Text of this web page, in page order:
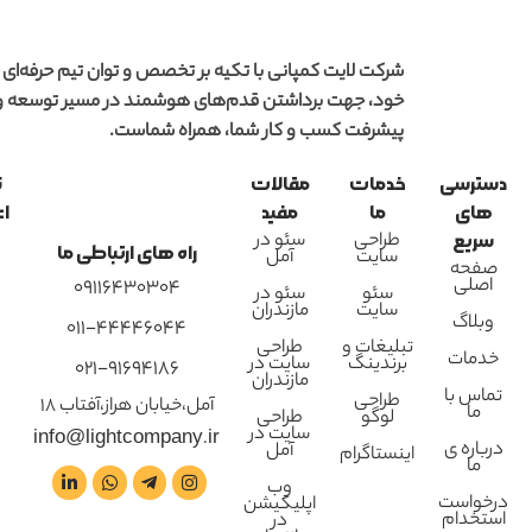
شرکت لایت کمپانی با تکیه بر تخصص و توان تیم حرفه‌ای
خود، جهت برداشتن قدم‌های هوشمند در مسیر توسعه
پیشرفت کسب و کار شما، همراه شماست.
دسترسی
های
سریع
صفحه
اصلی
وبلاگ
خدمات
تماس با
ما
درباره ی
ما
درخواست
استخدام
خدمات
ما
طراحی
سایت
سئو
سایت
تبلیغات و
برندینگ
طراحی
لوگو
اینستاگرام
مقالات
مفید
سئو در
آمل
سئو در
مازندران
طراحی
سایت در
مازندران
طراحی
سایت در
آمل
وب
اپلیکیشن
در
راه های ارتباطی ما
09116430304
011-44446044
021-91694186
آمل،خیابان هراز،آفتاب 18
info@lightcompany.ir